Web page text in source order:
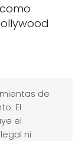
de
El
el
ni